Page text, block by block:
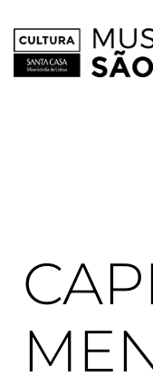
content